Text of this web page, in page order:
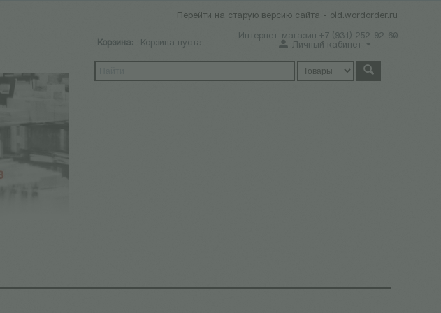
Перейти на старую версию сайта - old.wordorder.ru
Интернет-магазин +7 (931) 252-92-60
Корзина: Корзина пуста Личный кабинет